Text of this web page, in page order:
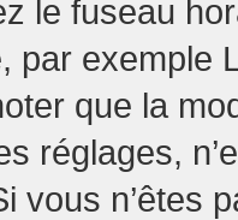
le fuseau
par exemple
que la
réglages,
vous n’êtes